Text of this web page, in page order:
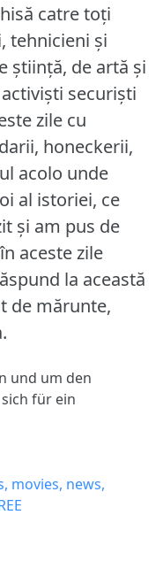
catre toţi
tehnicieni şi
ştiinţă, de artă şi
securişti
zile cu
honeckerii,
acolo unde
al istoriei, ce
şi am pus de
aceste zile
la această
de mărunte,
und um den
für ein